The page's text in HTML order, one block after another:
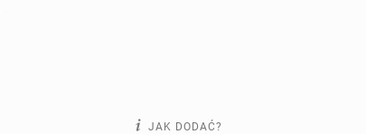
JAK DODAĆ?